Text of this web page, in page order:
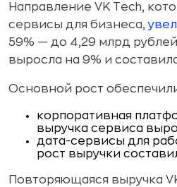
Направление VK Tech,
сервисы для бизнеса,
59% — до 4,29 млрд
выросла на 9% и
Основной рост
корпоративная
выручка сервиса
дата-сервисы для
рост выручки
Повторяющаяся выручка